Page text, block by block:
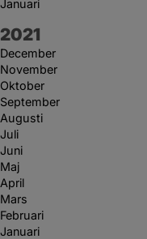
Januari
År:
2021
December
November
Oktober
September
Augusti
Juli
Juni
Maj
April
Mars
Februari
Januari